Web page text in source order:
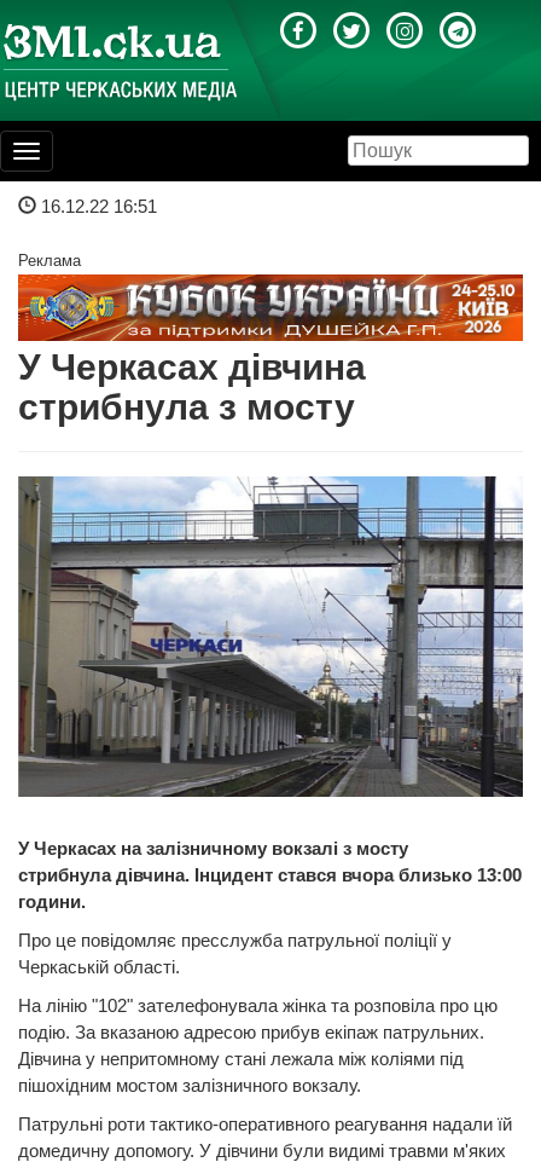
Toggle
navigation
16.12.22 16:51
Реклама
У Черкасах дівчина
стрибнула з мосту
У Черкасах на залізничному вокзалі з мосту
стрибнула дівчина. Інцидент стався вчора близько 13:00
години.
Про це повідомляє пресслужба патрульної поліції у
Черкаській області.
На лінію "102" зателефонувала жінка та розповіла про цю
подію. За вказаною адресою прибув екіпаж патрульних.
Дівчина у непритомному стані лежала між коліями під
пішохідним мостом залізничного вокзалу.
Патрульні роти тактико-оперативного реагування надали їй
домедичну допомогу. У дівчини були видимі травми м'яких